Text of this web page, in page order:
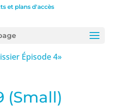
et plans d'accès
Épisode 4»
(Small)